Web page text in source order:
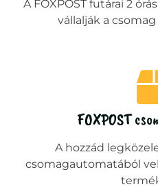
A FOXPOST futárai 2
vállalják a
FOXPOST
A hozzád
csomagautomatából